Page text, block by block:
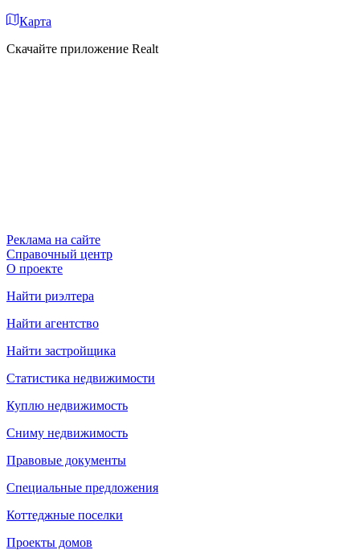
Карта
Скачайте приложение Realt
Реклама на сайте
Справочный центр
О проекте
Найти риэлтера
Найти агентство
Найти застройщика
Статистика недвижимости
Куплю недвижимость
Сниму недвижимость
Правовые документы
Специальные предложения
Коттеджные поселки
Проекты домов